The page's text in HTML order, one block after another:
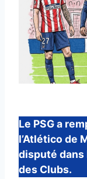
Le PSG a
l’Atlético de
disputé dans
des Clubs.